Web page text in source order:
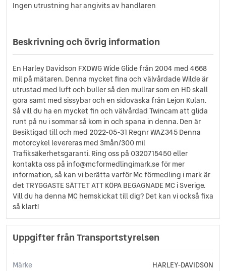
Ingen utrustning har angivits av handlaren
Beskrivning och övrig information
En Harley Davidson FXDWG Wide Glide från 2004 med 4668
mil på mätaren. Denna mycket fina och välvårdade Wilde är
utrustad med luft och buller så den mullrar som en HD skall
göra samt med sissybar och en sidoväska från Lejon Kulan.
Så vill du ha en mycket fin och välvårdad Twincam att glida
runt på nu i sommar så kom in och spana in denna. Den är
Besiktigad till och med 2022-05-31 Regnr WAZ345 Denna
motorcykel levereras med 3mån/300 mil
Trafiksäkerhetsgaranti. Ring oss på 0320715450 eller
kontakta oss på info@mcformedlingimark.se för mer
information, så kan vi berätta varför Mc förmedling i mark är
det TRYGGASTE SÄTTET ATT KÖPA BEGAGNADE MC i Sverige.
Vill du ha denna MC hemskickat till dig? Det kan vi också fixa
så klart!
Uppgifter från Transportstyrelsen
Märke
HARLEY-DAVIDSON